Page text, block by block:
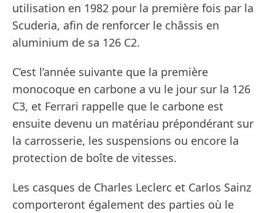
utilisation en 1982 pour la première fois par la
Scuderia, afin de renforcer le châssis en
aluminium de sa 126 C2.
C’est l’année suivante que la première
monocoque en carbone a vu le jour sur la 126
C3, et Ferrari rappelle que le carbone est
ensuite devenu un matériau prépondérant sur
la carrosserie, les suspensions ou encore la
protection de boîte de vitesses.
Les casques de Charles Leclerc et Carlos Sainz
comporteront également des parties où le